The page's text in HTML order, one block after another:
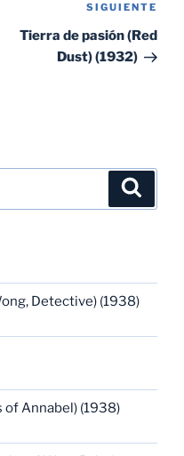
SIGUIENTE
Tierra de pasión (Red
Dust) (1932)
Detective) (1938)
of Annabel) (1938)